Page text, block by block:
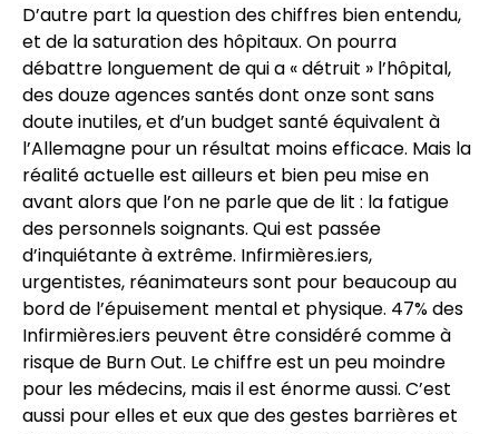
D’autre part la question des chiffres bien entendu,
et de la saturation des hôpitaux. On pourra
débattre longuement de qui a « détruit » l’hôpital,
des douze agences santés dont onze sont sans
doute inutiles, et d’un budget santé équivalent à
l’Allemagne pour un résultat moins efficace. Mais la
réalité actuelle est ailleurs et bien peu mise en
avant alors que l’on ne parle que de lit : la fatigue
des personnels soignants. Qui est passée
d’inquiétante à extrême. Infirmières.iers,
urgentistes, réanimateurs sont pour beaucoup au
bord de l’épuisement mental et physique. 47% des
Infirmières.iers peuvent être considéré comme à
risque de Burn Out. Le chiffre est un peu moindre
pour les médecins, mais il est énorme aussi. C’est
aussi pour elles et eux que des gestes barrières et